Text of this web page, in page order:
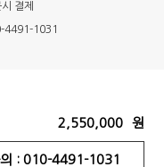
결제
4491-1031
원
2,550,000
: 010-4491-1031